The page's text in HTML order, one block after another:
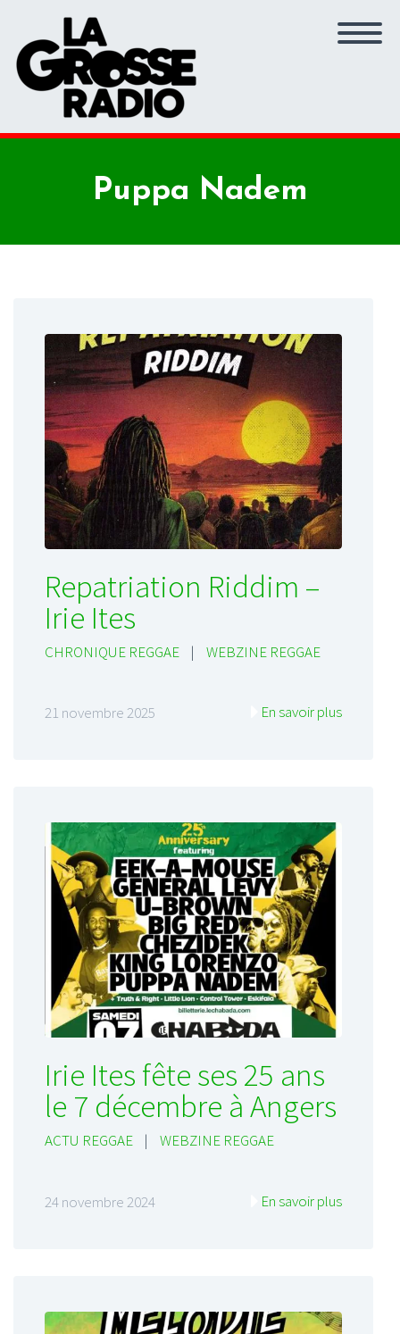
Puppa Nadem
Repatriation Riddim –
Irie Ites
CHRONIQUE REGGAE | WEBZINE REGGAE
21 novembre 2025 En savoir plus
Irie Ites fête ses 25 ans
le 7 décembre à Angers
ACTU REGGAE | WEBZINE REGGAE
24 novembre 2024 En savoir plus